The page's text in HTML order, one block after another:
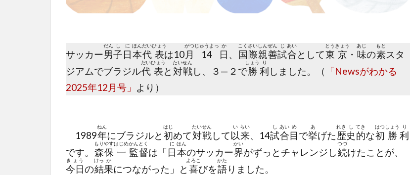
サッカー男
だん
子
し
日
に
本
ほん
代
だい
表
ひょう
は10 月
がつ
14
じゅうよっ
日
か
、 国
こく
際
さい
親
しん
善
ぜん
試
じ
合
あい
として東
とう
京
きょう
・ 味
あじ
の素
もと
スタ
ジアムでブラジル代
だい
表
ひょう
と 対
たい
戦
せん
し、３—２で勝
しょう
利
り
しました。（
「Newsがわかる
2025年12月号」 より）
1989年
ねん
にブラジルと 初
はじ
めて対
たい
戦
せん
して以
い
来
らい
、14試
し
合
あい
目
め
で挙
あ
げた歴
れき
史
し
的
てき
な初
はつ
勝
しょう
利
り
です。 森
もり
保
やす
一
はじめ
監
かん
督
とく
は「 日
に
本
ほん
のサッカー界
かい
がずっとチャレンジし続
つづ
けたことが、
今日
きょう
の結
けっ
果
か
につながった」と 喜
よろこ
びを語
かた
りました。